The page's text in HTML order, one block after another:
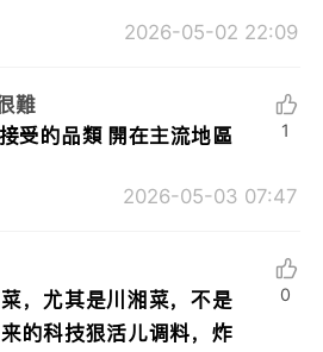
2026-05-02 22:09
難
受的品類 開在主流地區
2026-05-03 07:47
1
，尤其是川湘菜，不是
的科技狠活儿调料，炸
0